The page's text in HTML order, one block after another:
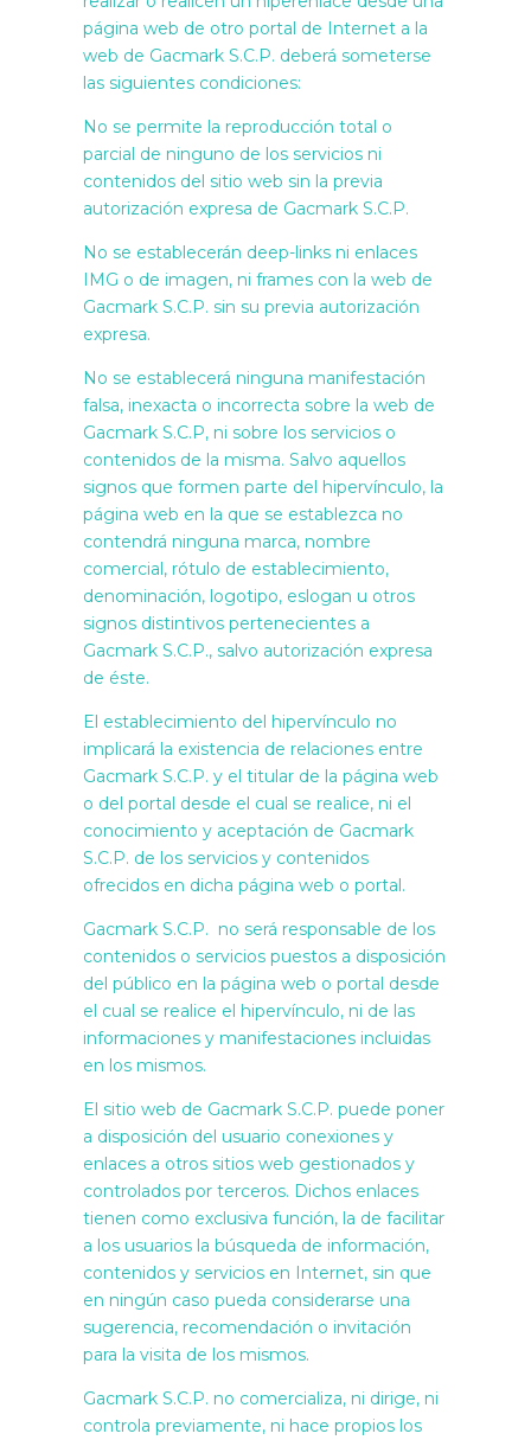
página web de otro portal de Internet a la
web de Gacmark S.C.P. deberá someterse
las siguientes condiciones:
No se permite la reproducción total o
parcial de ninguno de los servicios ni
contenidos del sitio web sin la previa
autorización expresa de Gacmark S.C.P.
No se establecerán deep-links ni enlaces
IMG o de imagen, ni frames con la web de
Gacmark S.C.P. sin su previa autorización
expresa.
No se establecerá ninguna manifestación
falsa, inexacta o incorrecta sobre la web de
Gacmark S.C.P, ni sobre los servicios o
contenidos de la misma. Salvo aquellos
signos que formen parte del hipervínculo, la
página web en la que se establezca no
contendrá ninguna marca, nombre
comercial, rótulo de establecimiento,
denominación, logotipo, eslogan u otros
signos distintivos pertenecientes a
Gacmark S.C.P., salvo autorización expresa
de éste.
El establecimiento del hipervínculo no
implicará la existencia de relaciones entre
Gacmark S.C.P. y el titular de la página web
o del portal desde el cual se realice, ni el
conocimiento y aceptación de Gacmark
S.C.P. de los servicios y contenidos
ofrecidos en dicha página web o portal.
Gacmark S.C.P. no será responsable de los
contenidos o servicios puestos a disposición
del público en la página web o portal desde
el cual se realice el hipervínculo, ni de las
informaciones y manifestaciones incluidas
en los mismos.
El sitio web de Gacmark S.C.P. puede poner
a disposición del usuario conexiones y
enlaces a otros sitios web gestionados y
controlados por terceros. Dichos enlaces
tienen como exclusiva función, la de facilitar
a los usuarios la búsqueda de información,
contenidos y servicios en Internet, sin que
en ningún caso pueda considerarse una
sugerencia, recomendación o invitación
para la visita de los mismos.
Gacmark S.C.P. no comercializa, ni dirige, ni
controla previamente, ni hace propios los